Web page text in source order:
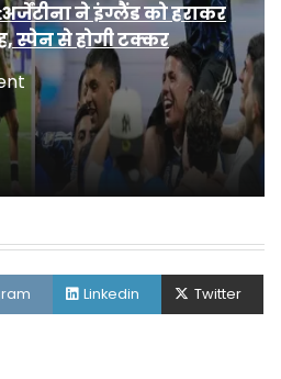
ने इंग्लैंड को हराकर
स्पेन से होगी टक्कर
Linkedin Twitter